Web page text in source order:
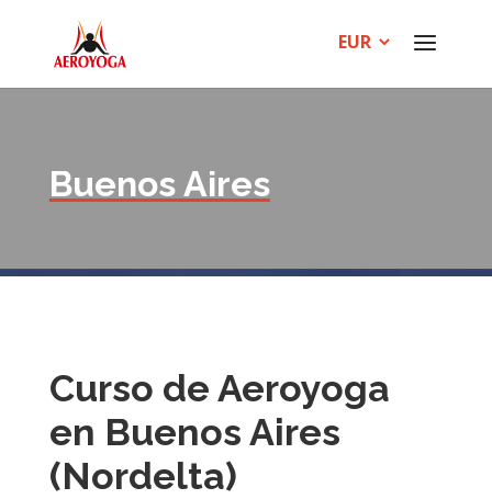
Buenos Aires
Curso de Aeroyoga
en Buenos Aires
(Nordelta)